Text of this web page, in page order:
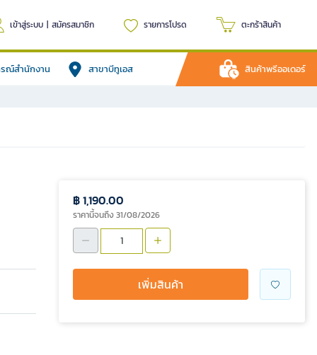
เข้าสู่ระบบ | สมัครสมาชิก รายการโปรด ตะกร้าสินค้า
รณ์สำนักงาน สาขาบีทูเอส สินค้าพรีออเดอร์
฿ 1,190.00
ราคานี้จนถึง 31/08/2026
เพิ่มสินค้า